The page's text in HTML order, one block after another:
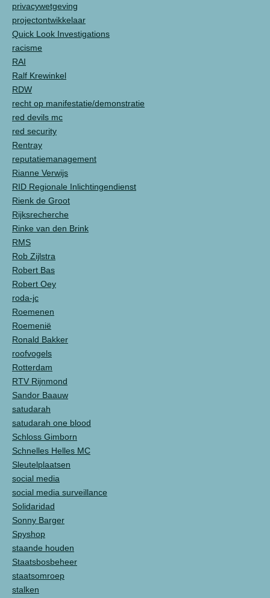
privacywetgeving
projectontwikkelaar
Quick Look Investigations
racisme
RAI
Ralf Krewinkel
RDW
recht op manifestatie/demonstratie
red devils mc
red security
Rentray
reputatiemanagement
Rianne Verwijs
RID Regionale Inlichtingendienst
Rienk de Groot
Rijksrecherche
Rinke van den Brink
RMS
Rob Zijlstra
Robert Bas
Robert Oey
roda-jc
Roemenen
Roemenië
Ronald Bakker
roofvogels
Rotterdam
RTV Rijnmond
Sandor Baauw
satudarah
satudarah one blood
Schloss Gimborn
Schnelles Helles MC
Sleutelplaatsen
social media
social media surveillance
Solidaridad
Sonny Barger
Spyshop
staande houden
Staatsbosbeheer
staatsomroep
stalken